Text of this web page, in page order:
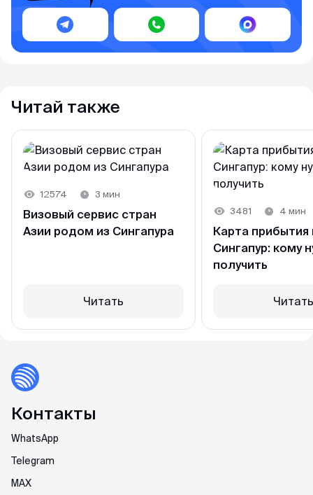
Читай также
12574 3 мин
Визовый сервис стран
Азии родом из Сингапура
Читать
3481 4 мин
Карта прибытия
Сингапур: кому
получить
Читать
Контакты
WhatsApp
Telegram
MAX